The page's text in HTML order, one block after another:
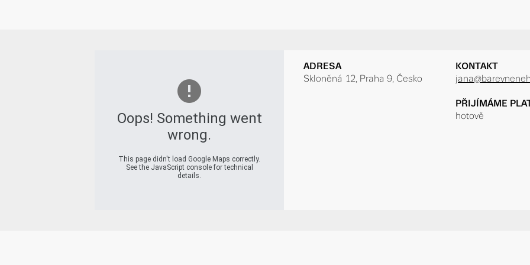
Oops! Something went
wrong.
This page didn't load Google Maps correctly.
See the JavaScript console for technical
details.
ADRESA
Skloněná 12, Praha 9, Česko
KONTAKT
PŘIJÍMÁME
hotově